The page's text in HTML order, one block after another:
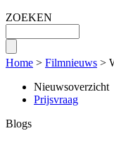
ZOEKEN
Home > Filmnieuws >
Nieuwsoverzicht
Prijsvraag
Blogs